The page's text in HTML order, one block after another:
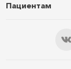
Услуги и цены
Пациентам
Подарочный